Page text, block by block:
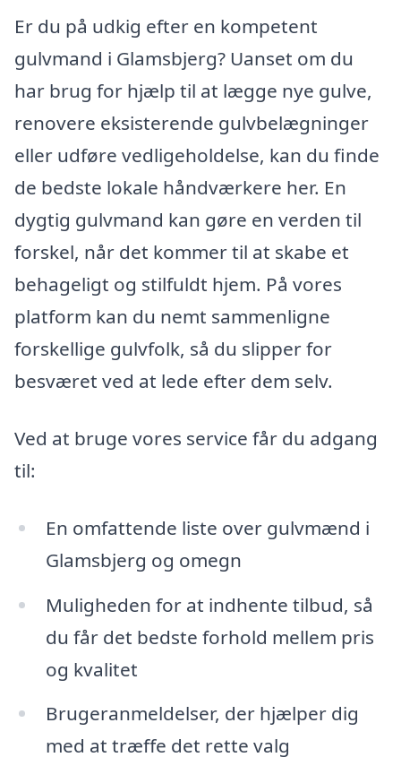
Er du på udkig efter en kompetent
gulvmand i Glamsbjerg? Uanset om du
har brug for hjælp til at lægge nye gulve,
renovere eksisterende gulvbelægninger
eller udføre vedligeholdelse, kan du finde
de bedste lokale håndværkere her. En
dygtig gulvmand kan gøre en verden til
forskel, når det kommer til at skabe et
behageligt og stilfuldt hjem. På vores
platform kan du nemt sammenligne
forskellige gulvfolk, så du slipper for
besværet ved at lede efter dem selv.
Ved at bruge vores service får du adgang
til:
En omfattende liste over gulvmænd i
Glamsbjerg og omegn
Muligheden for at indhente tilbud, så
du får det bedste forhold mellem pris
og kvalitet
Brugeranmeldelser, der hjælper dig
med at træffe det rette valg